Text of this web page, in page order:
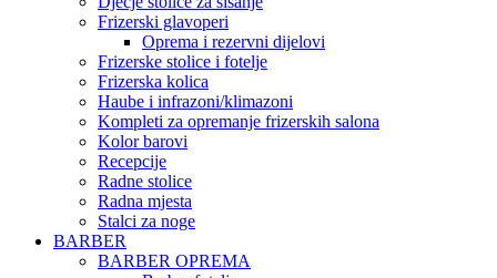
Frizerski glavoperi
Oprema i rezervni dijelovi
Frizerske stolice i fotelje
Frizerska kolica
Haube i infrazoni/klimazoni
Kompleti za opremanje frizerskih salona
Kolor barovi
Recepcije
Radne stolice
Radna mjesta
Stalci za noge
BARBER
BARBER OPREMA